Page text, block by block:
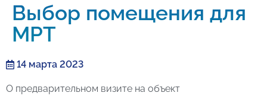
Выбор помещения для
МРТ
14 марта 2023
О предварительном визите на объект